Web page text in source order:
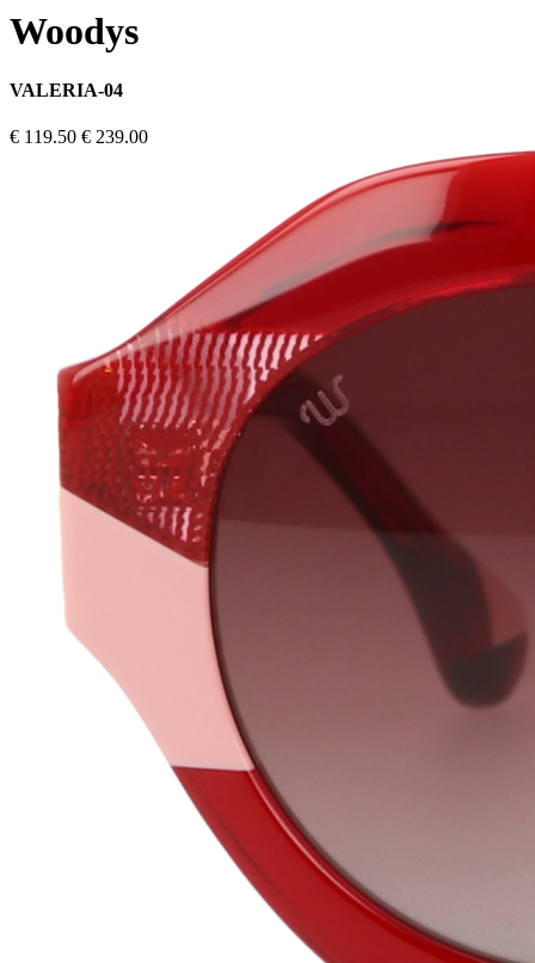
Woodys
VALERIA-04
€ 119.50 € 239.00